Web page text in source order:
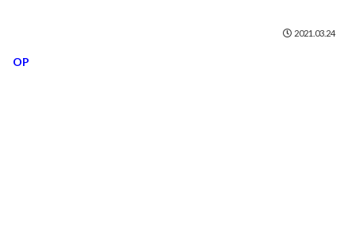
2021.03.24
OP